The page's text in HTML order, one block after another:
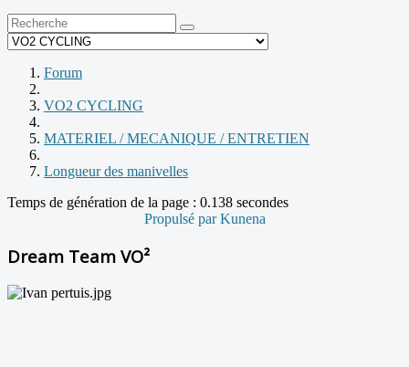
Forum
VO2 CYCLING
MATERIEL / MECANIQUE / ENTRETIEN
Longueur des manivelles
Temps de génération de la page : 0.138 secondes
Propulsé parKunena
Dream Team VO²